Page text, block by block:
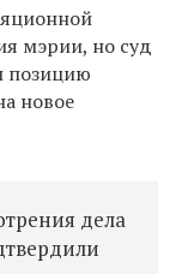
мэрии, но суд
позицию
новое
дела